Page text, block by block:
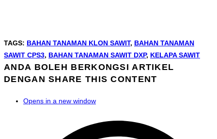
TAGS: BAHAN TANAMAN KLON SAWIT, BAHAN TANAMAN
SAWIT CPS3, BAHAN TANAMAN SAWIT DXP, KELAPA SAWIT
ANDA BOLEH BERKONGSI ARTIKEL
DENGAN SHARE THIS CONTENT
Opens in a new window